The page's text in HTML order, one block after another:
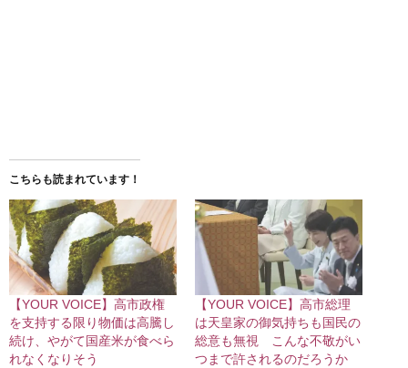
こちらも読まれています！
【YOUR VOICE】高市政権
を支持する限り物価は高騰し
続け、やがて国産米が食べら
れなくなりそう
【YOUR VOICE】高市総理
は天皇家の御気持ちも国民の
総意も無視 こんな不敬がい
つまで許されるのだろうか